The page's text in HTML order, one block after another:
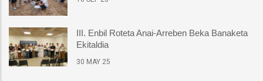
III. Enbil Roteta Anai-Arreben Beka Banaketa
Ekitaldia
30 MAY 25